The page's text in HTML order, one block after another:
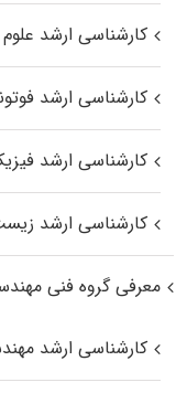
کارشناسی ارشد علوم
کارشناسی ارشد
کارشناسی ارشد
کارشناسی ارشد
معرفی گروه فنی
کارشناسی ارشد